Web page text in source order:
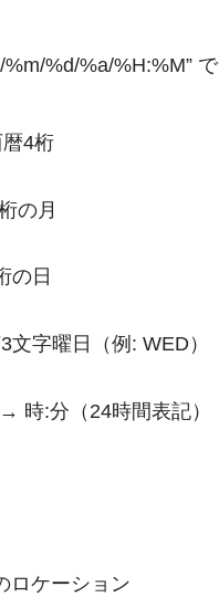
%m/%d/%a/%H:%M” で
4桁
の月
の日
文字曜日（例: WED）
→ 時:分（24時間表記）
ロケーション